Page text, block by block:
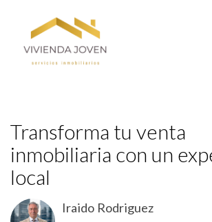
Transforma tu venta
inmobiliaria con un
local
Iraido Rodriguez